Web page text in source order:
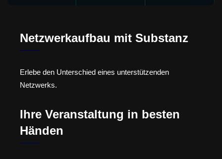
Netzwerkaufbau mit Substanz
Erlebe den Unterschied eines unterstützenden
Netzwerks.
Ihre Veranstaltung in besten
Händen